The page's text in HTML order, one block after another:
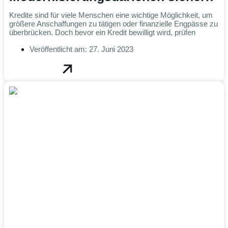
Kredite sind für viele Menschen eine wichtige Möglichkeit, um
größere Anschaffungen zu tätigen oder finanzielle Engpässe zu
überbrücken. Doch bevor ein Kredit bewilligt wird, prüfen
Veröffentlicht am: 27. Juni 2023